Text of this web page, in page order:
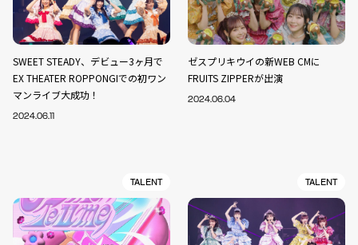
SWEET STEADY、デビュー3ヶ月で
EX THEATER ROPPONGIでの初ワン
マンライブ大成功！
2024.06.11
ゼスプリキウイの新WEB CMに
FRUITS ZIPPERが出演
2024.06.04
TALENT TALENT